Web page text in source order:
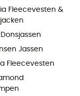
Fleecevesten &
Jassen
Fleecevesten